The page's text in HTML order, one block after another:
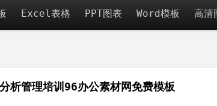
Excel表格 PPT图表 Word模板 高清
析管理培训96办公素材网免费模板